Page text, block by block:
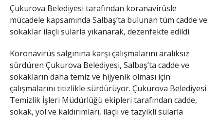
Çukurova Belediyesi tarafından koranavirüsle
mücadele kapsamında Salbaş’ta bulunan tüm cadde ve
sokaklar ilaçlı sularla yıkanarak, dezenfekte edildi.
Koronavirüs salgınına karşı çalışmalarını aralıksız
sürdüren Çukurova Belediyesi, Salbaş’ta cadde ve
sokakların daha temiz ve hijyenik olması için
çalışmalarını titizlikle sürdürüyor. Çukurova Belediyesi
Temizlik İşleri Müdürlüğü ekipleri tarafından cadde,
sokak, yol ve kaldırımları, ilaçlı ve tazyikli sularla